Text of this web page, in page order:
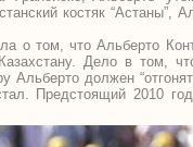
костяк “Астаны”,
о том, что Альберто
Дело в том,
должен
Предстоящий 2010